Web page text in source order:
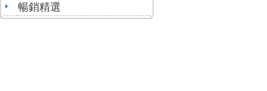
暢銷精選